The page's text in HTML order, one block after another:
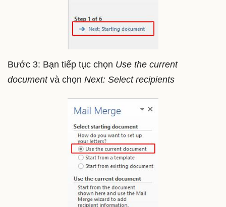
Bước 3: Bạn tiếp tục chọn Use the current
documentvà chọn Next: Select recipients